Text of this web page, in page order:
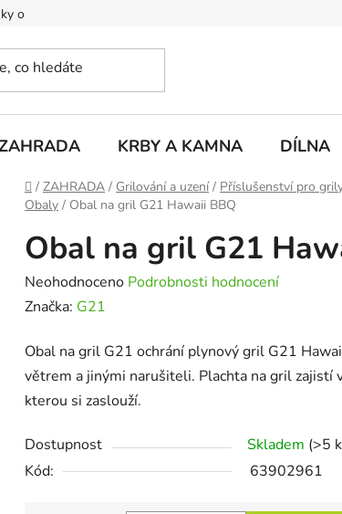
ochrany osobních údajů
KRBY A KAMNA DÍLNA
Domů
/ ZAHRADA / Grilování a uzení / Příslušenství pro
Obaly / Obal na gril G21 Hawaii BBQ
Obal na gril G21
Průměrné
hodnocení
je
0,0
z
hvězdiček.
Neohodnoceno Podrobnosti hodnocení
Značka: G21
Obal na gril G21 ochrání plynový gril G21
větrem a jinými narušiteli. Plachta na gril zajistí
kterou si zaslouží.
Dostupnost Skladem (>5
Kód:
63902961